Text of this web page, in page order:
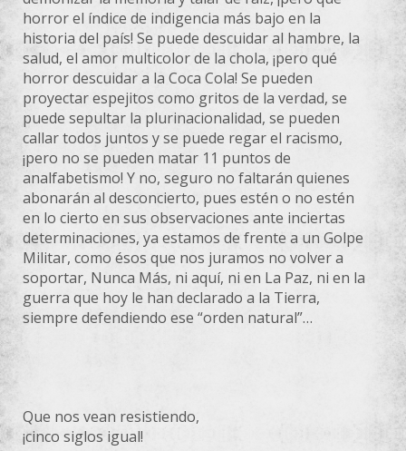
horror el índice de indigencia más bajo en la
historia del país! Se puede descuidar al hambre, la
salud, el amor multicolor de la chola, ¡pero qué
horror descuidar a la Coca Cola! Se pueden
proyectar espejitos como gritos de la verdad, se
puede sepultar la plurinacionalidad, se pueden
callar todos juntos y se puede regar el racismo,
¡pero no se pueden matar 11 puntos de
analfabetismo! Y no, seguro no faltarán quienes
abonarán al desconcierto, pues estén o no estén
en lo cierto en sus observaciones ante inciertas
determinaciones, ya estamos de frente a un Golpe
Militar, como ésos que nos juramos no volver a
soportar, Nunca Más, ni aquí, ni en La Paz, ni en la
guerra que hoy le han declarado a la Tierra,
siempre defendiendo ese “orden natural”…
Que nos vean resistiendo,
¡cinco siglos igual!